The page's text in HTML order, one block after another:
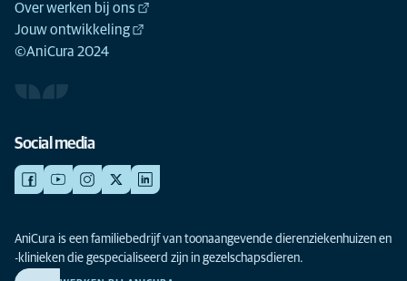
Over werken bij ons
Jouw ontwikkeling
©AniCura 2024
Social media
AniCura is een familiebedrijf van toonaangevende dierenziekenhuizen en
-klinieken die gespecialiseerd zijn in gezelschapsdieren.